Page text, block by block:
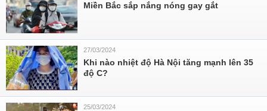
Miền Bắc sắp nắng nóng gay gắt
27/03/2024
Khi nào nhiệt độ Hà Nội tăng mạnh lên 35
độ C?
25/03/2024